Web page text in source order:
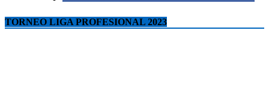
TORNEO LIGA PROFESIONAL 2023